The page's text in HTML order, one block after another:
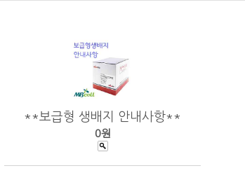
**보급형 생배지 안내사항**
0원